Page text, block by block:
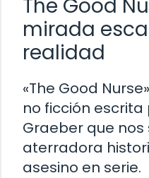
The Good
mirada
realidad
«The Good
no ficción escrita
Graeber que
aterradora
asesino en serie.